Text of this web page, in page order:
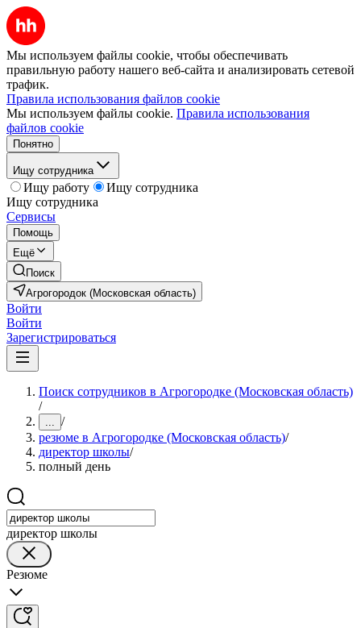
Мы используем файлы cookie, чтобы обеспечивать
правильную работу нашего веб-сайта и анализировать сетевой
трафик.
Правила использования файлов cookie
Мы используем файлы cookie. Правила использования
файлов cookie
Понятно
Ищу сотрудника
Ищу работу
Ищу сотрудника
Ищу сотрудника
Сервисы
Помощь
Ещё
Поиск
Агрогородок (Московская область)
Войти
Войти
Зарегистрироваться
Поиск сотрудников в Агрогородке (Московская область)
/
... /
резюме в Агрогородке (Московская область)/
директор школы/
полный день
директор школы
Резюме